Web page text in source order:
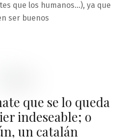
que los humanos…), ya que
ser buenos
que se lo queda
indeseable; o
un catalán